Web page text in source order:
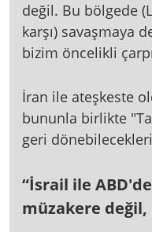
değil. Bu bölgede
karşı) savaşmaya
bizim öncelikli
İran ile ateşkeste
bununla birlikte
geri
“İsrail ile
müzakere değil,